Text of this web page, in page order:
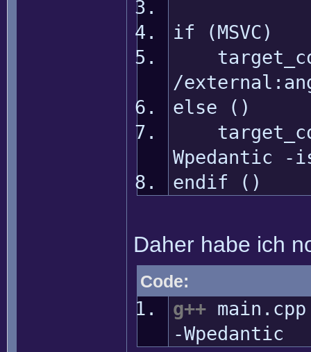
if (MSVC)
/
else ()
Wpedantic -
endif ()
Daher habe ich
Code:
g++
-Wpedantic